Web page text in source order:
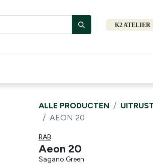
K2 ATELIER
ALLE PRODUCTEN
AEON 20
RAB
Aeon 20
Sagano Green